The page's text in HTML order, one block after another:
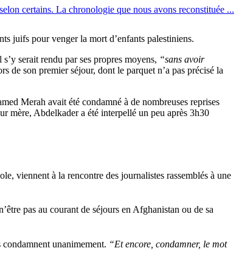
certains. La chronologie que nous avons reconstituée ...
juifs pour venger la mort d’enfants palestiniens.
serait rendu par ses propres moyens, “sans avoir
de son premier séjour, dont le parquet n’a pas précisé la
Merah avait été condamné à de nombreuses reprises
mère, Abdelkader a été interpellé un peu après 3h30
viennent à la rencontre des journalistes rassemblés à une
pas au courant de séjours en Afghanistan ou de sa
unanimement. “Et encore, condamner, le mot